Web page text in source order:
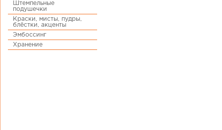
Штемпельные
подушечки
Краски, мисты, пудры,
блёстки, акценты
Эмбоссинг
Хранение